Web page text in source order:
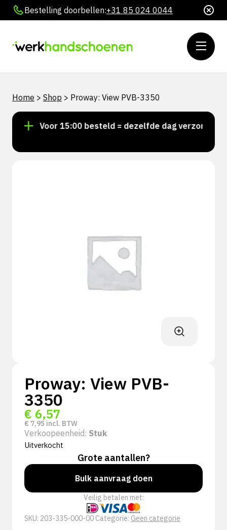
Bestelling doorbellen:+31 85 024 0044
Home > Shop > Proway: View PVB-3350
Voor 15:00 besteld = dezelfde dag verzonden
Proway: View PVB-
3350
€ 6,57
€ 7,95 incl. BTW
Verkoopeenheid: Stuk
Uitverkocht
Grote aantallen?
Bulk aanvraag doen
Veilig betalen met:
SKU: 203-335-000-00 Categorie: Geen categorie